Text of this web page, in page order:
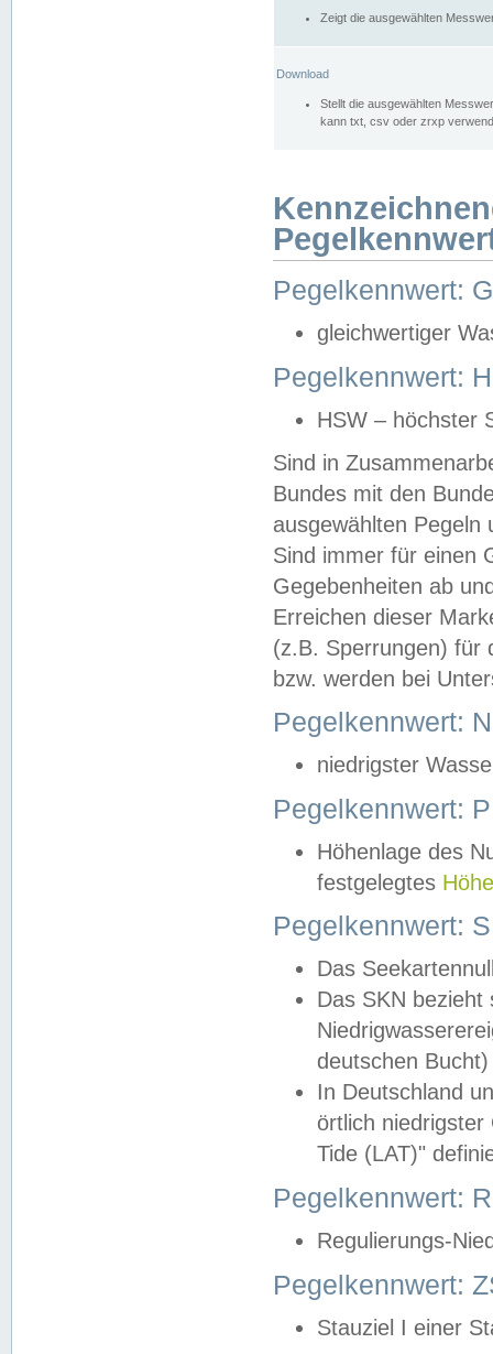
Zeigt die ausgewählten
Download
Stellt die ausgewählten
kann txt, csv oder zrxp
Pegelkennwert:
gleichwertiger
Pegelkennwert:
HSW – höchster
Sind in
Bundes mit den
ausgewählten
Sind immer für einen
Gegebenheiten ab
Erreichen dieser
(z.B. Sperrungen) für
bzw. werden bei
Pegelkennwert:
niedrigster
Pegelkennwert:
Höhenlage des
festgelegtes
Pegelkennwert:
Das
Das SKN
deutschen
In Deutschland
örtlich
Tide (LAT)"
Pegelkennwert:
Regulierungs-
Pegelkennwert:
Stauziel I einer